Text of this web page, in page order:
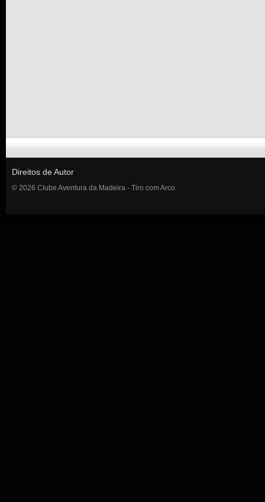
Direitos de Autor
© 2026 Clube Aventura da Madeira - Tiro com Arco.